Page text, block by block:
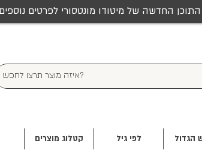
החדשה של מיטודו מונטסורי לפרטים
הגדול לפי גיל קטלוג מוצרים